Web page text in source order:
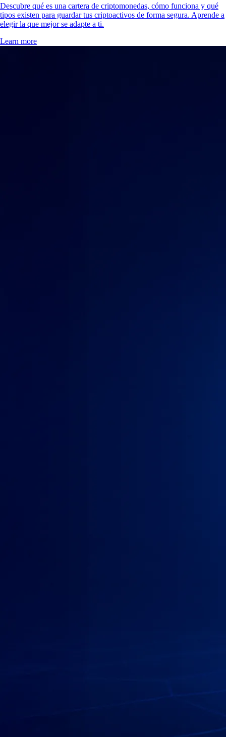
Descubre qué es una cartera de criptomonedas, cómo funciona y qué
tipos existen para guardar tus criptoactivos de forma segura. Aprende a
elegir la que mejor se adapte a ti.
Learn more